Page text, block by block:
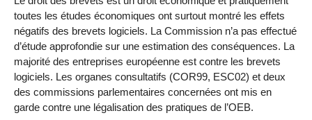
toutes les études économiques ont surtout montré les effets
négatifs des brevets logiciels. La Commission n’a pas effectué
d’étude approfondie sur une estimation des conséquences. La
majorité des entreprises européenne est contre les brevets
logiciels. Les organes consultatifs (COR99, ESC02) et deux
des commissions parlementaires concernées ont mis en
garde contre une légalisation des pratiques de l’OEB.